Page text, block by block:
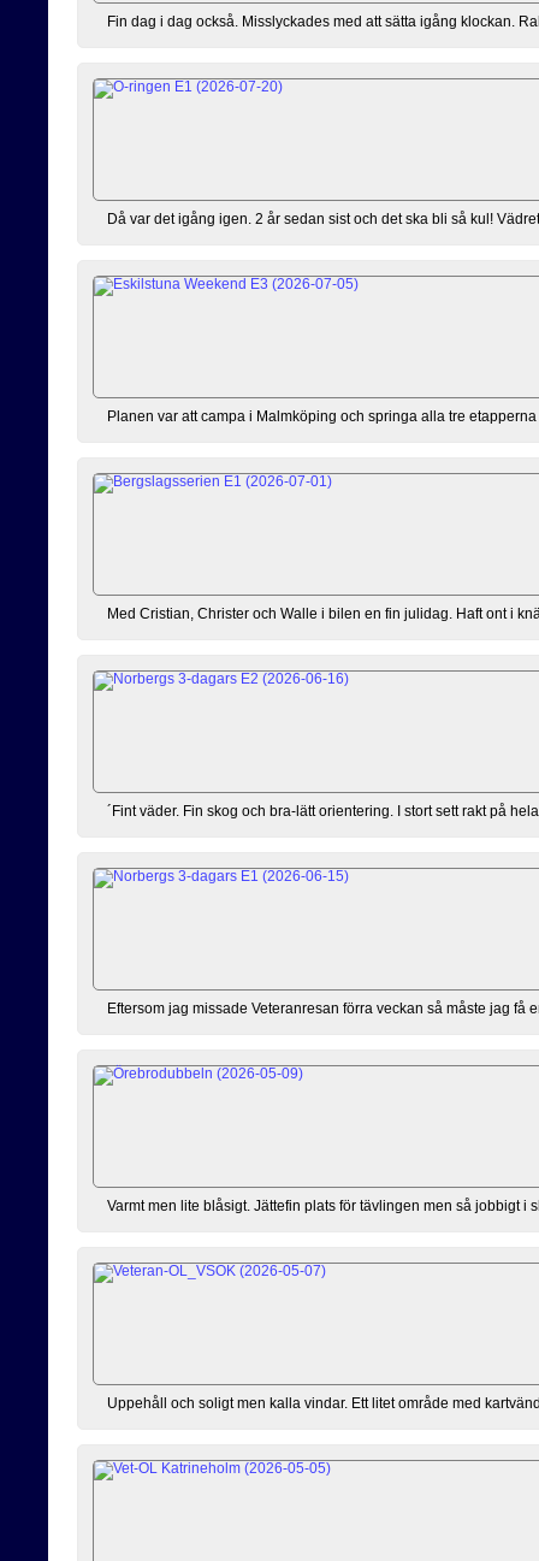
Fin dag i dag också. Misslyckades med att sätta igång klockan.
Då var det igång igen. 2 år sedan sist och det ska bli så kul!
Planen var att campa i Malmköping och springa alla tre
Med Cristian, Christer och Walle i bilen en fin julidag. Haft ont i
´Fint väder. Fin skog och bra-lätt orientering. I stort sett rakt på
Eftersom jag missade Veteranresan förra veckan så måste jag
Varmt men lite blåsigt. Jättefin plats för tävlingen men så jobbigt i
Uppehåll och soligt men kalla vindar. Ett litet område med